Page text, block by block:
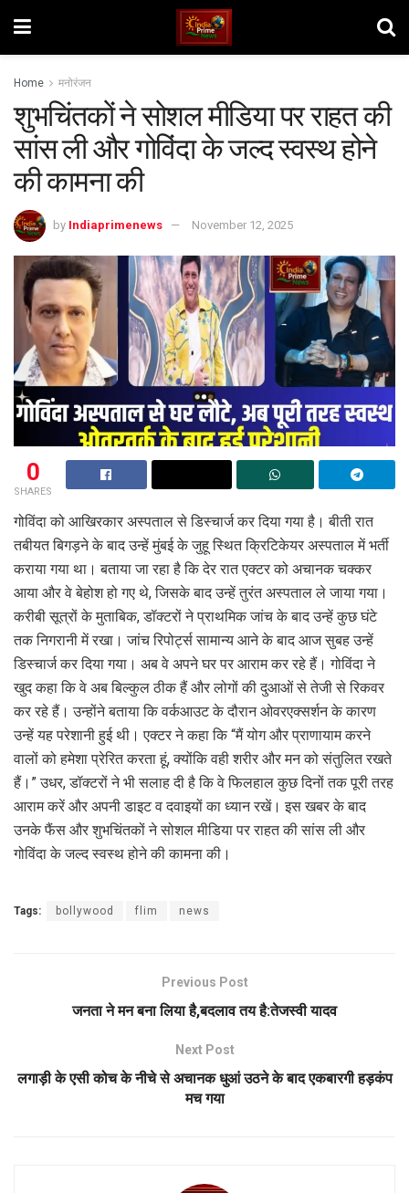
Home मनोरंजन
शुभचिंतकों ने सोशल मीडिया पर राहत की
सांस ली और गोविंदा के जल्द स्वस्थ होने
की कामना की
by Indiaprimenews November 12, 2025
0
SHARES
गोविंदा को आखिरकार अस्पताल से डिस्चार्ज कर दिया गया है। बीती रात
तबीयत बिगड़ने के बाद उन्हें मुंबई के जुहू स्थित क्रिटिकेयर अस्पताल में भर्ती
कराया गया था। बताया जा रहा है कि देर रात एक्टर को अचानक चक्कर
आया और वे बेहोश हो गए थे, जिसके बाद उन्हें तुरंत अस्पताल ले जाया गया।
करीबी सूत्रों के मुताबिक, डॉक्टरों ने प्राथमिक जांच के बाद उन्हें कुछ घंटे
तक निगरानी में रखा। जांच रिपोर्ट्स सामान्य आने के बाद आज सुबह उन्हें
डिस्चार्ज कर दिया गया। अब वे अपने घर पर आराम कर रहे हैं। गोविंदा ने
खुद कहा कि वे अब बिल्कुल ठीक हैं और लोगों की दुआओं से तेजी से रिकवर
कर रहे हैं। उन्होंने बताया कि वर्कआउट के दौरान ओवरएक्सर्शन के कारण
उन्हें यह परेशानी हुई थी। एक्टर ने कहा कि “मैं योग और प्राणायाम करने
वालों को हमेशा प्रेरित करता हूं, क्योंकि वही शरीर और मन को संतुलित रखते
हैं।” उधर, डॉक्टरों ने भी सलाह दी है कि वे फिलहाल कुछ दिनों तक पूरी तरह
आराम करें और अपनी डाइट व दवाइयों का ध्यान रखें। इस खबर के बाद
उनके फैंस और शुभचिंतकों ने सोशल मीडिया पर राहत की सांस ली और
गोविंदा के जल्द स्वस्थ होने की कामना की।
Tags: bollywood flim news
Previous Post
जनता ने मन बना लिया है,बदलाव तय है:तेजस्वी यादव
Next Post
लगाड़ी के एसी कोच के नीचे से अचानक धुआं उठने के बाद एकबारगी हड़कंप
मच गया